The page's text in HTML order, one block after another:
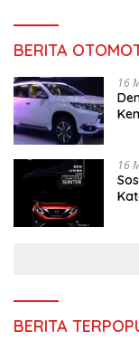
BERITA
16
16
BERITA